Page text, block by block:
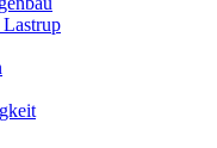
Lastrup